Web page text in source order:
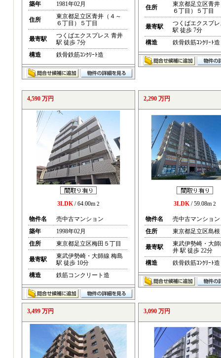
築年
1981年02月
住所
東京都足立区青井（４～
６丁目）５丁目
最寄駅
つくばエクスプレス 青井
駅 徒歩 7分
構造
鉄骨鉄筋ｺﾝｸﾘｰﾄ造
住所
東京都足立区青
６丁目）５丁目
最寄駅
つくばエクスプ
駅 徒歩 7分
構造
鉄骨鉄筋ｺﾝｸﾘｰﾄ造
4,590 万円
3LDK/ 64.00m 2
物件名
売中古マンション
築年
1998年02月
住所
東京都足立区梅田５丁目
最寄駅
東武伊勢崎・大師線 梅島
駅 徒歩 10分
構造
鉄筋コンクリート造
2,290 万円
3LDK/ 59.08m 2
物件名
売中古マンション
住所
東京都足立区島
最寄駅
東武伊勢崎・大
井 駅 徒歩 22分
構造
鉄骨鉄筋ｺﾝｸﾘｰﾄ造
3,499 万円 3,090 万円